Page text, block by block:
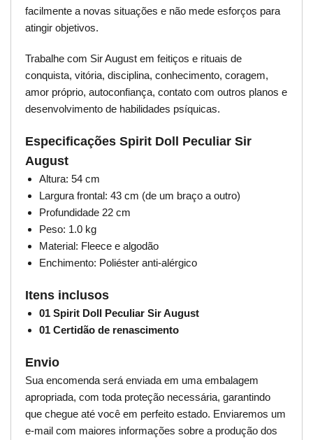
facilmente a novas situações e não mede esforços para
atingir objetivos.
Trabalhe com Sir August em feitiços e rituais de
conquista, vitória, disciplina, conhecimento, coragem,
amor próprio, autoconfiança, contato com outros planos e
desenvolvimento de habilidades psíquicas.
Especificações Spirit Doll Peculiar Sir
August
Altura: 54 cm
Largura frontal: 43 cm (de um braço a outro)
Profundidade 22 cm
Peso: 1.0 kg
Material: Fleece e algodão
Enchimento: Poliéster anti-alérgico
Itens inclusos
01 Spirit Doll Peculiar Sir August
01 Certidão de renascimento
Envio
Sua encomenda será enviada em uma embalagem
apropriada, com toda proteção necessária, garantindo
que chegue até você em perfeito estado. Enviaremos um
e-mail com maiores informações sobre a produção dos